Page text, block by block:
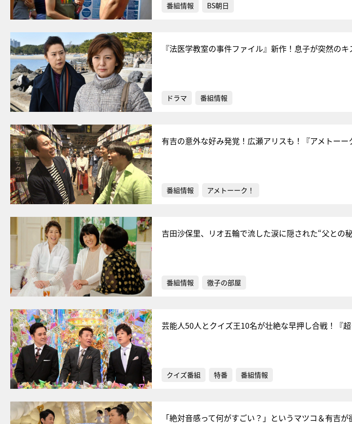
番組情報 BS朝日
『法医学教室の事件ファイル』新作！息子が突然の
ドラマ 番組情報
有吉の意外な好み発覚！広瀬アリスも！『アメトー
番組情報 アメトーーク！
吉田沙保里、リオ五輪で流した涙に隠された“父との
番組情報 徹子の部屋
芸能人50人とクイズ王10名が壮絶な早押し合戦！『
クイズ番組 特番 番組情報
「絶対音感って何がすごい？」というマツコ＆有吉